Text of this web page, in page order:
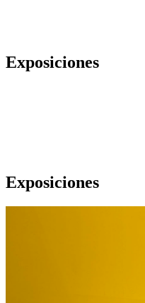
Exposiciones
Exposiciones